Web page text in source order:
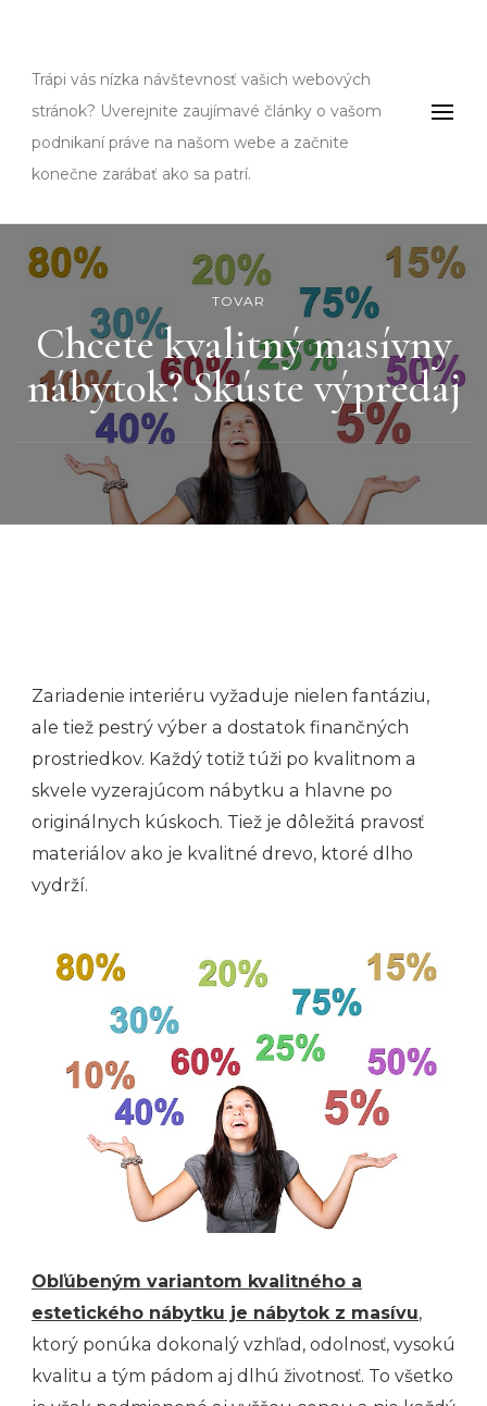
Trápi vás nízka návštevnosť vašich webových
stránok? Uverejnite zaujímavé články o vašom
podnikaní práve na našom webe a začnite
konečne zarábať ako sa patrí.
TOVAR
Chcete kvalitný masívny
nábytok? Skúste výpredaj
Zariadenie interiéru vyžaduje nielen fantáziu,
ale tiež pestrý výber a dostatok finančných
prostriedkov. Každý totiž túži po kvalitnom a
skvele vyzerajúcom nábytku a hlavne po
originálnych kúskoch. Tiež je dôležitá pravosť
materiálov ako je kvalitné drevo, ktoré dlho
vydrží.
Obľúbeným variantom kvalitného a
estetického nábytku je nábytok z masívu,
ktorý ponúka dokonalý vzhľad, odolnosť, vysokú
kvalitu a tým pádom aj dlhú životnosť. To všetko